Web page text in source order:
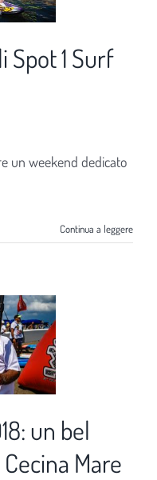
Spot 1 Surf
un weekend dedicato
Continua a leggere
un bel
Mare